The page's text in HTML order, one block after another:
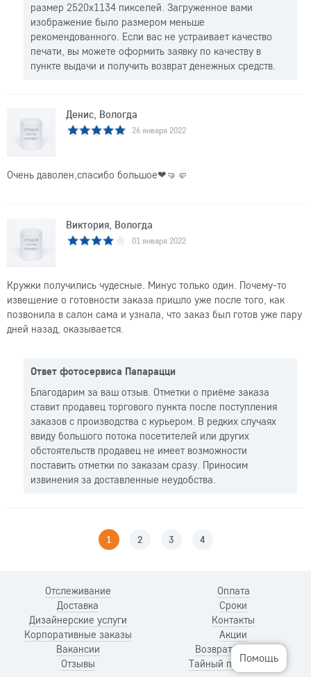
Помощь
размер 2520x1134 пикселей. Загруженное вами
изображение было размером меньше
рекомендованного. Если вас не устраивает качество
печати, вы можете оформить заявку по качеству в
пункте выдачи и получить возврат денежных средств.
Денис, Вологда
26 января 2022
Очень даволен,спасибо большое❤🤜🤛
Виктория, Вологда
01 января 2022
Кружки получились чудесные. Минус только один. Почему-то
извещение о готовности заказа пришло уже после того, как
позвонила в салон сама и узнала, что заказ был готов уже пару
дней назад, оказывается.
Ответ фотосервиса Папарацци
Благодарим за ваш отзыв. Отметки о приёме заказа
ставит продавец торгового пункта после поступления
заказов с производства с курьером. В редких случаях
ввиду большого потока посетителей или других
обстоятельств продавец не имеет возможности
поставить отметки по заказам сразу. Приносим
извинения за доставленные неудобства.
1 2 3 4
Отслеживание
Доставка
Оплата
Сроки
Дизайнерские услуги
Корпоративные заказы
Контакты
Акции
Вакансии
Отзывы
Возврат и обмен
Тайный покупатель